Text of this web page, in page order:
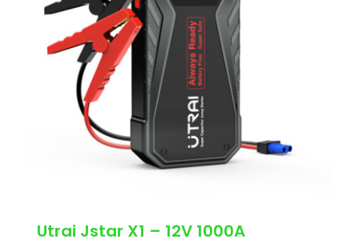
Utrai Jstar X1 – 12V 1000A